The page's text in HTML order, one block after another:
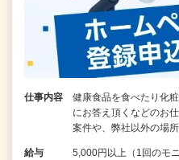
仕事内容
健康食品を食べたり化
にお答え頂くなどのお
案件や、弊社以外の場
給与 5,000円以上（1回のモ